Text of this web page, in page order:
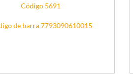
Código 5691
de barra 7793090610015